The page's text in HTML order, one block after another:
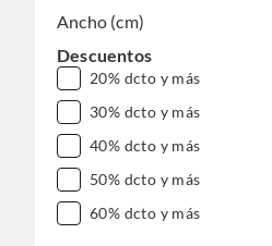
Ancho (cm)
Descuentos
20% dcto y más
30% dcto y más
40% dcto y más
50% dcto y más
60% dcto y más